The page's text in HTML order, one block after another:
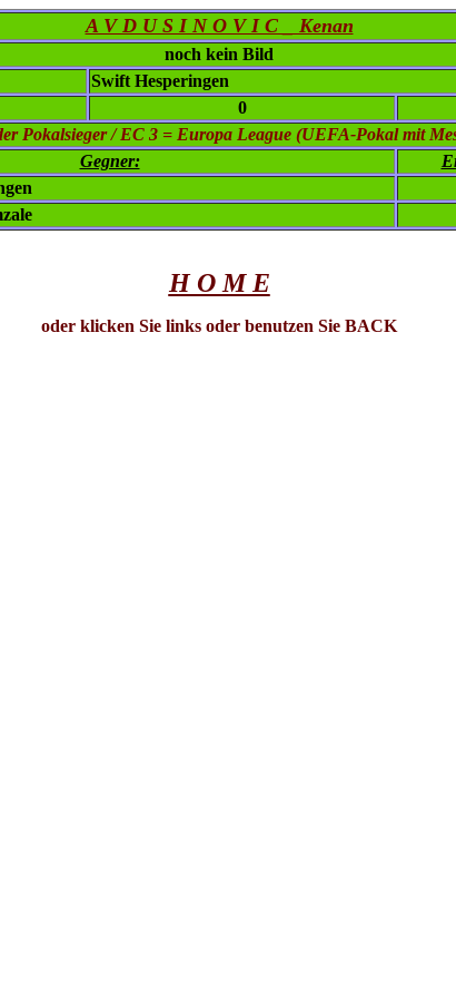
A V D U S I N O V I C _ Kenan
noch kein Bild
Swift Hesperingen
0
Pokalsieger / EC 3 = Europa League (UEFA-Pokal mit
Gegner:
H O M E
oder klicken Sie links oder benutzen Sie BACK